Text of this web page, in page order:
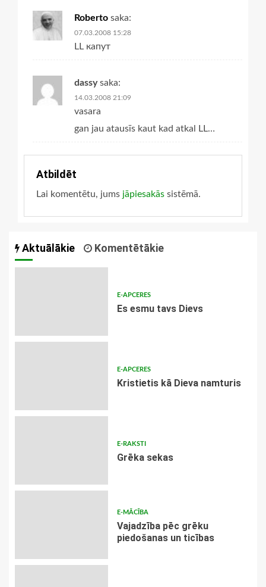
Roberto saka:
07.03.2008 15:28
LL капут
dassy saka:
14.03.2008 21:09
vasara
gan jau atausīs kaut kad atkal LL…
Atbildēt
Lai komentētu, jums jāpiesakās sistēmā.
Aktuālākie Komentētākie
E-APCERES
Es esmu tavs Dievs
E-APCERES
Kristietis kā Dieva namturis
E-RAKSTI
Grēka sekas
E-MĀCĪBA
Vajadzība pēc grēku
piedošanas un ticības